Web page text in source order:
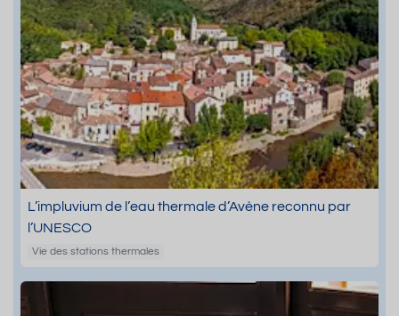
L’impluvium de l’eau thermale d’Avène reconnu par
l’UNESCO
Vie des stations thermales